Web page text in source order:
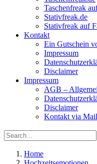
Taschenfreak
Stativfreak.de
Stativfreak auf
Kontakt
Ein Gutschein
Impressum
Disclaimer
Impressum
AGB –
Disclaimer
Kontakt via Mail
Search
Search
for:
Home